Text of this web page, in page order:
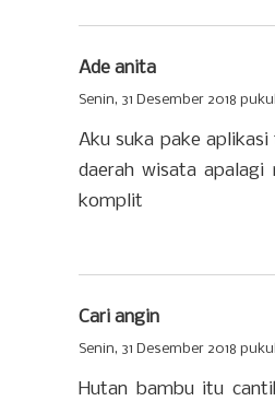
Ade anita
Senin, 31 Desember 2018
Aku suka pake
daerah wisata apalagi
komplit
Cari angin
Senin, 31 Desember 2018
Hutan bambu itu